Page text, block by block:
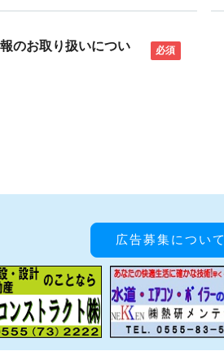
のお取り扱いについ
必須
広告募集について